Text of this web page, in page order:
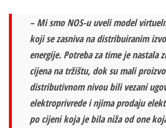
– Mi smo NOS-u uveli model
koji se zasniva na distribuiranim
energije. Potreba za time je nastala
cijena na tržištu, dok su mali
distributivnom nivou bili vezani
elektroprivrede i njima prodaju
po cijeni koja je bila niža od one